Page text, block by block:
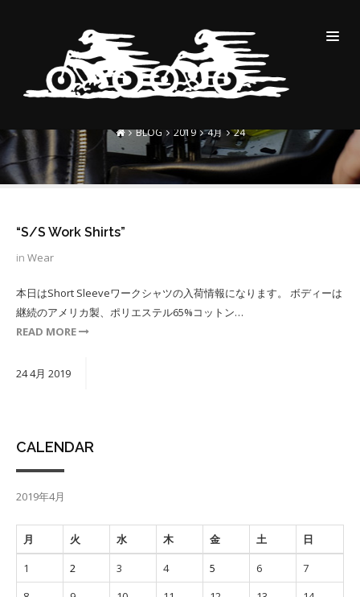
DAILY ARCHIVES:2019-04-
24
BLOG 2019 4月 24
“S/S Work Shirts”
in Wear
本日はShort Sleeveワークシャツの入荷情報になります。 ボディーは
継続のアメリカ製、ポリエステル65%コットン…
READ MORE
244月 2019
CALENDAR
2019年4月
月 火 水 木 金 土 日
1 2 3 4 5 6
7